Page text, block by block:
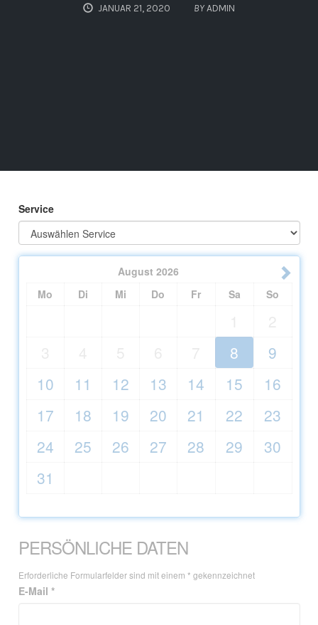
JANUAR 21, 2020 BY ADMIN
Service
August 2026
Mo
Di Mi Do Fr Sa So
8
9
10
11 12 13 14 15
16
17
18 19 20 21 22
23
24
25 26 27 28 29
30
31
PERSÖNLICHE DATEN
Erforderliche Formularfelder sind mit einem * gekennzeichnet
E-Mail *